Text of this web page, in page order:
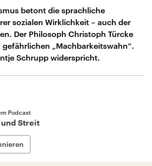
betont die sprachliche
sozialen Wirklichkeit – auch der
Der Philosoph Christoph Türcke
„Machbarkeitswahn“.
Schrupp widerspricht.
Podcast
und Streit